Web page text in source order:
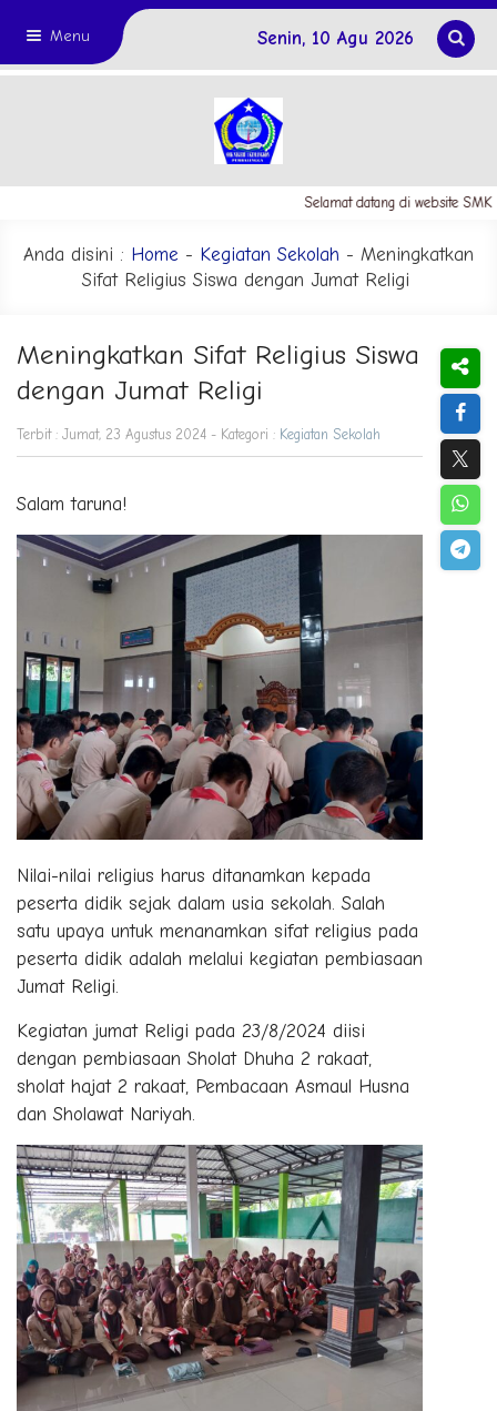
Menu Senin, 10 Agu 2026
Selamat datang di website SMK
Anda disini : Home - Kegiatan Sekolah - Meningkatkan
Sifat Religius Siswa dengan Jumat Religi
Meningkatkan Sifat Religius Siswa
dengan Jumat Religi
Terbit : Jumat, 23 Agustus 2024 - Kategori : Kegiatan Sekolah
Salam taruna!
Nilai-nilai religius harus ditanamkan kepada
peserta didik sejak dalam usia sekolah. Salah
satu upaya untuk menanamkan sifat religius pada
peserta didik adalah melalui kegiatan pembiasaan
Jumat Religi.
Kegiatan jumat Religi pada 23/8/2024 diisi
dengan pembiasaan Sholat Dhuha 2 rakaat,
sholat hajat 2 rakaat, Pembacaan Asmaul Husna
dan Sholawat Nariyah.